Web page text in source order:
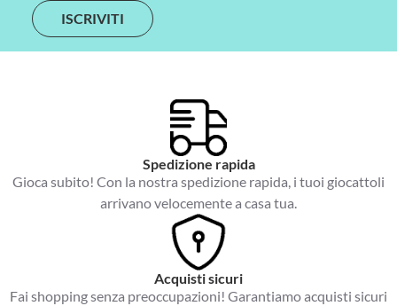
a
i
l
Spedizione rapida
Gioca subito! Con la nostra spedizione rapida, i tuoi giocattoli
arrivano velocemente a casa tua.
Acquisti sicuri
Fai shopping senza preoccupazioni! Garantiamo acquisti sicuri